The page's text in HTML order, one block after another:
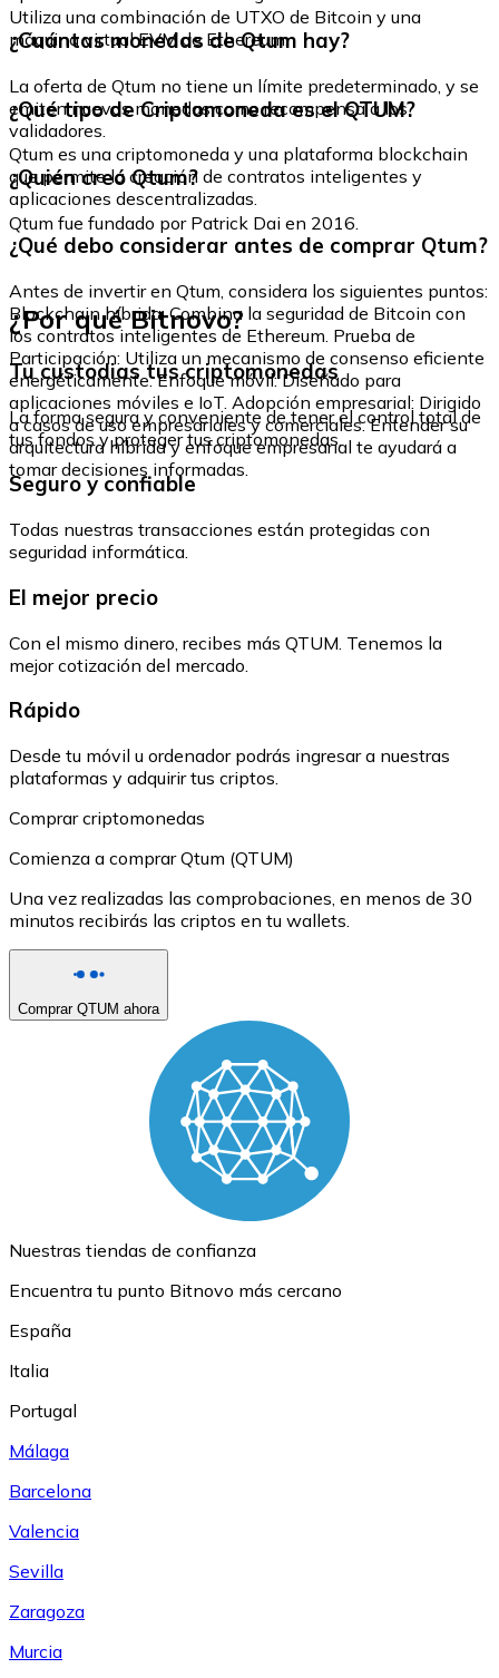
Utiliza una combinación de UTXO de Bitcoin y una
máquina virtual EVM de Ethereum.
¿Cuántas monedas de Qtum hay?
La oferta de Qtum no tiene un límite predeterminado, y se
emiten nuevas monedas como recompensa a los
validadores.
¿Qué tipo de Criptomoneda es el QTUM?
Qtum es una criptomoneda y una plataforma blockchain
que permite la creación de contratos inteligentes y
aplicaciones descentralizadas.
¿Quién creó Qtum?
Qtum fue fundado por Patrick Dai en 2016.
¿Qué debo considerar antes de comprar Qtum?
Antes de invertir en Qtum, considera los siguientes puntos:
Blockchain híbrida: Combina la seguridad de Bitcoin con
los contratos inteligentes de Ethereum. Prueba de
Participación: Utiliza un mecanismo de consenso eficiente
energéticamente. Enfoque móvil: Diseñado para
aplicaciones móviles e IoT. Adopción empresarial: Dirigido
a casos de uso empresariales y comerciales. Entender su
arquitectura híbrida y enfoque empresarial te ayudará a
tomar decisiones informadas.
¿Por qué Bitnovo?
Tu custodias tus criptomonedas
La forma segura y conveniente de tener el control total de
tus fondos y proteger tus criptomonedas.
Seguro y confiable
Todas nuestras transacciones están protegidas con
seguridad informática.
El mejor precio
Con el mismo dinero, recibes más QTUM. Tenemos la
mejor cotización del mercado.
Rápido
Desde tu móvil u ordenador podrás ingresar a nuestras
plataformas y adquirir tus criptos.
Comprar criptomonedas
Comienza a comprar Qtum (QTUM)
Una vez realizadas las comprobaciones, en menos de 30
minutos recibirás las criptos en tu wallets.
Comprar QTUM ahora
Nuestras tiendas de confianza
Encuentra tu punto Bitnovo más cercano
España
Italia
Portugal
Málaga
Barcelona
Valencia
Sevilla
Zaragoza
Murcia